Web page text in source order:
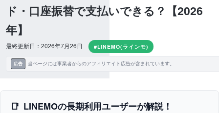
ド・口座振替で支払いできる？【2026
年】
最終更新日：2026年7月26日 #LINEMO(ラインモ)
広告 当ページには事業者からのアフィリエイト広告が含まれています。
LINEMOの長期利用ユーザーが解説！